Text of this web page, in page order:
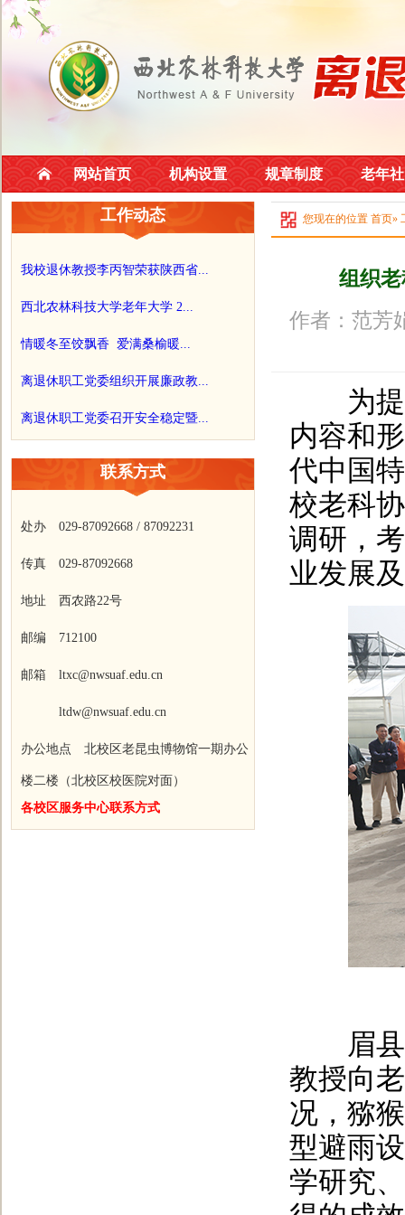
网站首页 机构设置 规章制度 老年
工作动态
我校退休教授李丙智荣获陕西省...
西北农林科技大学老年大学 2...
情暖冬至饺飘香 爱满桑榆暖...
离退休职工党委组织开展廉政教...
离退休职工党委召开安全稳定暨...
联系方式
处办 029-87092668 / 87092231
传真 029-87092668
地址 西农路22号
邮编 712100
邮箱 ltxc@nwsuaf.edu.cn
ltdw@nwsuaf.edu.cn
办公地点 北校区老昆虫博物馆一期办公
楼二楼（北校区校医院对面）
各校区服务中心联系方式
您现在的位置 首页»
组织
作者：范
为提
内容和
代中国
校老科
调研，
业发展
眉县
教授向
况，猕
型避雨
学研究